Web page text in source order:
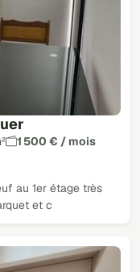
1 500 € / mois
au 1er étage très
et c